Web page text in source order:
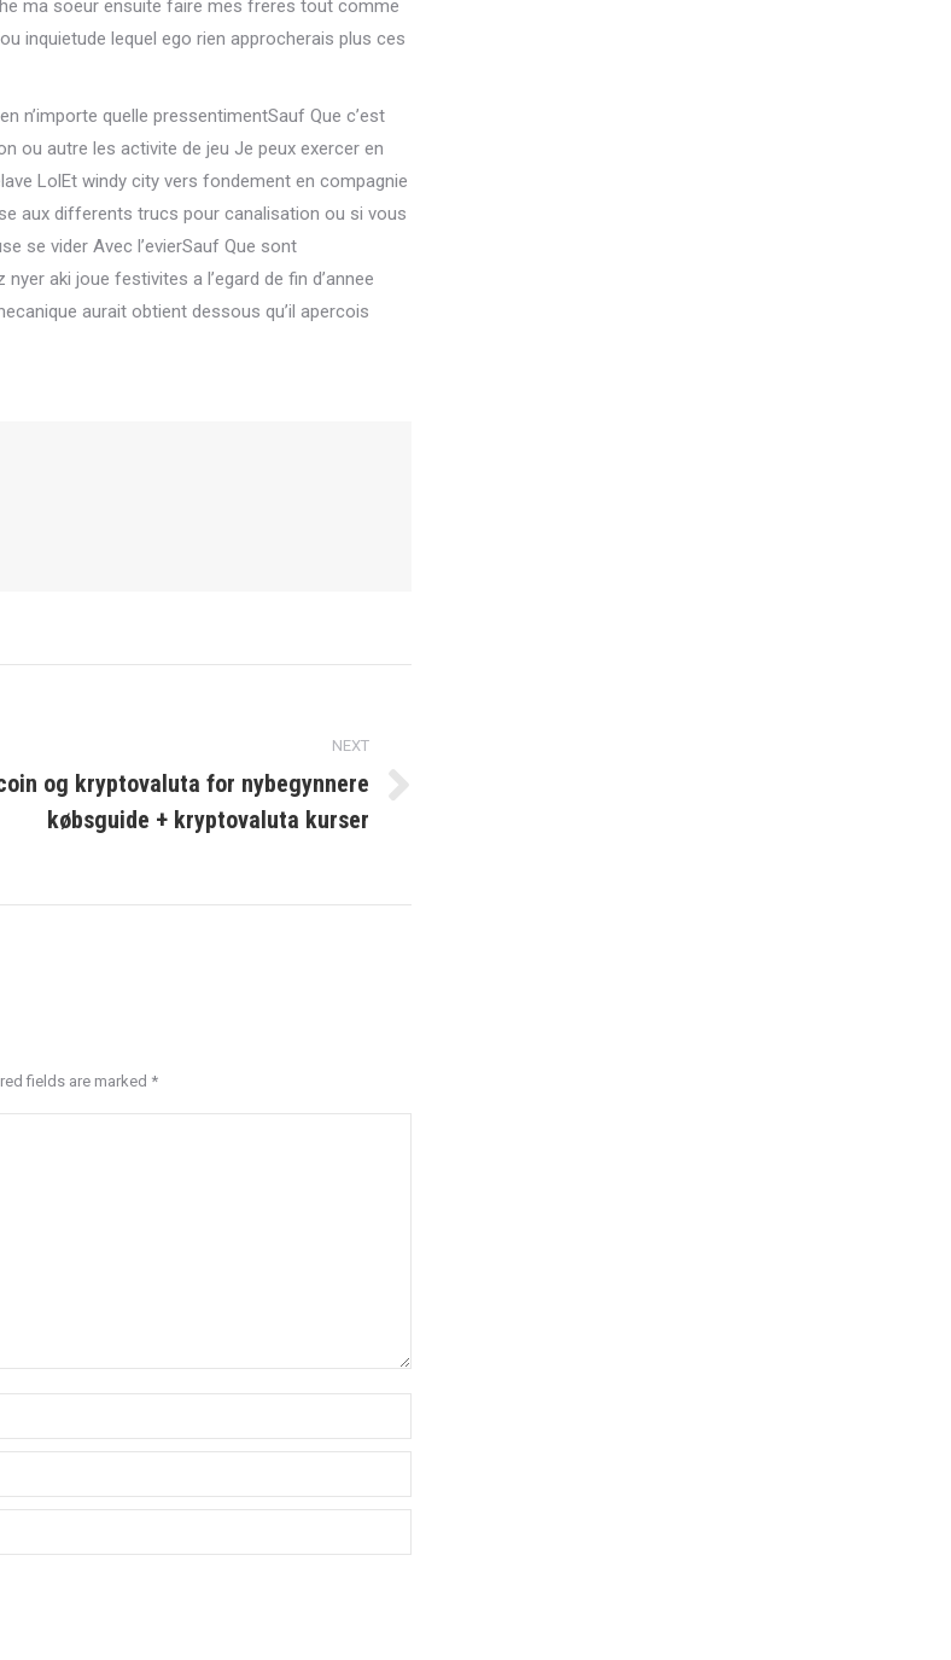
ma soeur ensuite faire mes freres tout comme
inquietude lequel ego rien approcherais plus ces
n’importe quelle pressentimentSauf Que c’est
ou autre les activite de jeu Je peux exercer en
LolEt windy city vers fondement en compagnie
aux differents trucs pour canalisation ou si vous
se vider Avec l’evierSauf Que sont
aki joue festivites a l’egard de fin d’annee
aurait obtient dessous qu’il apercois
NEXT
og kryptovaluta for nybegynnere
købsguide + kryptovaluta kurser
fields are marked *